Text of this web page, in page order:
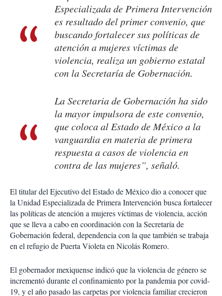
Especializada de Primera Intervención
es resultado del primer convenio, que
buscando fortalecer sus políticas de
atención a mujeres víctimas de
violencia, realiza un gobierno estatal
con la Secretaría de Gobernación.
La Secretaria de Gobernación ha sido
la mayor impulsora de este convenio,
que coloca al Estado de México a la
vanguardia en materia de primera
respuesta a casos de violencia en
contra de las mujeres”, señaló.
El titular del Ejecutivo del Estado de México dio a conocer que
la Unidad Especializada de Primera Intervención busca fortalecer
las políticas de atención a mujeres víctimas de violencia, acción
que se lleva a cabo en coordinación con la Secretaría de
Gobernación federal, dependencia con la que también se trabaja
en el refugio de Puerta Violeta en Nicolás Romero.
El gobernador mexiquense indicó que la violencia de género se
incrementó durante el confinamiento por la pandemia por covid-
19, y el año pasado las carpetas por violencia familiar crecieron